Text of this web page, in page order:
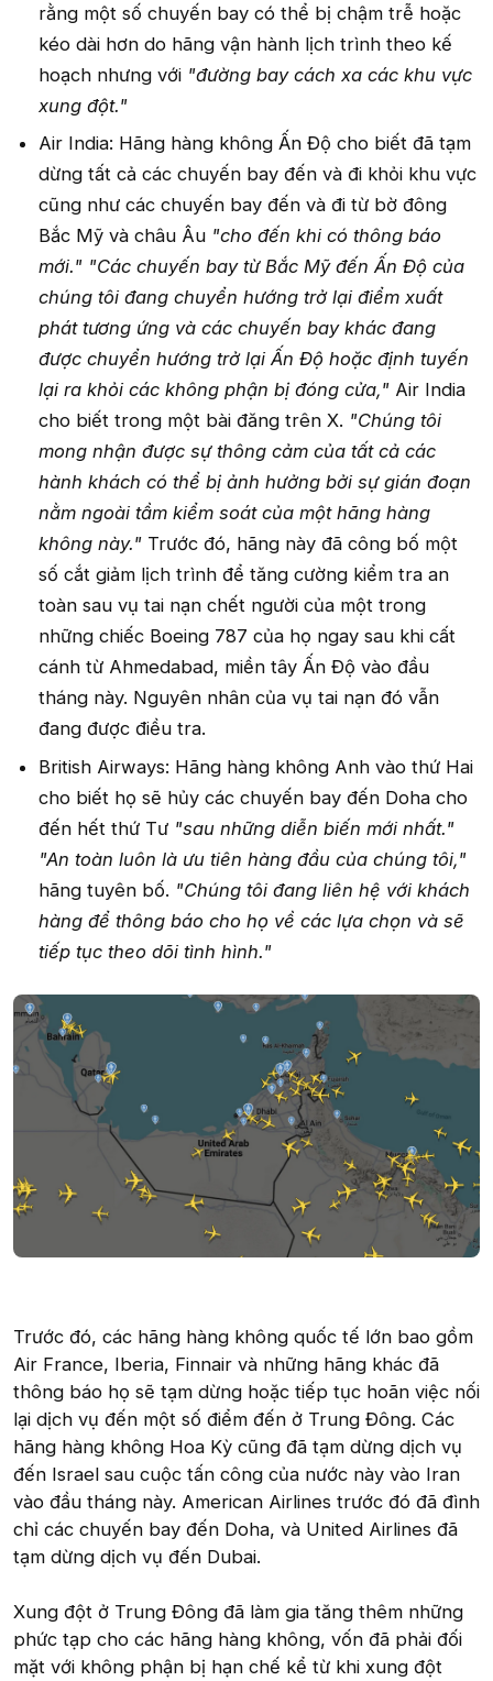
rằng một số chuyến bay có thể bị chậm trễ hoặc
kéo dài hơn do hãng vận hành lịch trình theo kế
hoạch nhưng với "đường bay cách xa các khu vực
xung đột."
Air India: Hãng hàng không Ấn Độ cho biết đã tạm
dừng tất cả các chuyến bay đến và đi khỏi khu vực
cũng như các chuyến bay đến và đi từ bờ đông
Bắc Mỹ và châu Âu "cho đến khi có thông báo
mới." "Các chuyến bay từ Bắc Mỹ đến Ấn Độ của
chúng tôi đang chuyển hướng trở lại điểm xuất
phát tương ứng và các chuyến bay khác đang
được chuyển hướng trở lại Ấn Độ hoặc định tuyến
lại ra khỏi các không phận bị đóng cửa," Air India
cho biết trong một bài đăng trên X. "Chúng tôi
mong nhận được sự thông cảm của tất cả các
hành khách có thể bị ảnh hưởng bởi sự gián đoạn
nằm ngoài tầm kiểm soát của một hãng hàng
không này." Trước đó, hãng này đã công bố một
số cắt giảm lịch trình để tăng cường kiểm tra an
toàn sau vụ tai nạn chết người của một trong
những chiếc Boeing 787 của họ ngay sau khi cất
cánh từ Ahmedabad, miền tây Ấn Độ vào đầu
tháng này. Nguyên nhân của vụ tai nạn đó vẫn
đang được điều tra.
British Airways: Hãng hàng không Anh vào thứ Hai
cho biết họ sẽ hủy các chuyến bay đến Doha cho
đến hết thứ Tư "sau những diễn biến mới nhất."
"An toàn luôn là ưu tiên hàng đầu của chúng tôi,"
hãng tuyên bố. "Chúng tôi đang liên hệ với khách
hàng để thông báo cho họ về các lựa chọn và sẽ
tiếp tục theo dõi tình hình."
Trước đó, các hãng hàng không quốc tế lớn bao gồm
Air France, Iberia, Finnair và những hãng khác đã
thông báo họ sẽ tạm dừng hoặc tiếp tục hoãn việc nối
lại dịch vụ đến một số điểm đến ở Trung Đông. Các
hãng hàng không Hoa Kỳ cũng đã tạm dừng dịch vụ
đến Israel sau cuộc tấn công của nước này vào Iran
vào đầu tháng này. American Airlines trước đó đã đình
chỉ các chuyến bay đến Doha, và United Airlines đã
tạm dừng dịch vụ đến Dubai.
Xung đột ở Trung Đông đã làm gia tăng thêm những
phức tạp cho các hãng hàng không, vốn đã phải đối
mặt với không phận bị hạn chế kể từ khi xung đột